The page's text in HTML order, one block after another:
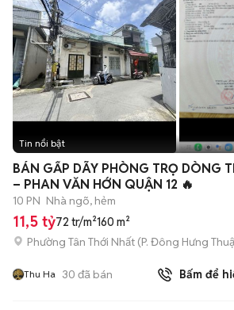
Tin nổi bật
BÁN GẤP DÃY PHÒNG TRỌ DÒNG
– PHAN VĂN HỚN QUẬN 12 🔥
10 PN Nhà ngõ, hẻm
11,5 tỷ72 tr/m²160 m²
Phường Tân Thới Nhất (P. Đông Hưng
Thu Ha 30 đã bán Bấm để